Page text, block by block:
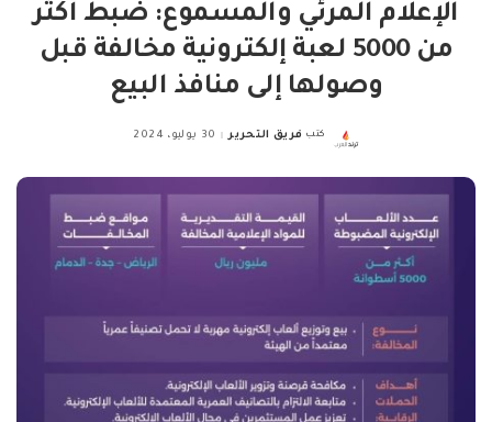
الإعلام المرئي والمسموع: ضبط أكثر
من 5000 لعبة إلكترونية مخالفة قبل
وصولها إلى منافذ البيع
Posted
كتب فريق التحرير 30 يوليو، 2024